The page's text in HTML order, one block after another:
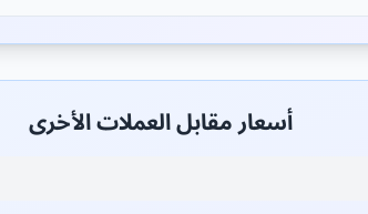
أسعار مقابل العملات الأخرى